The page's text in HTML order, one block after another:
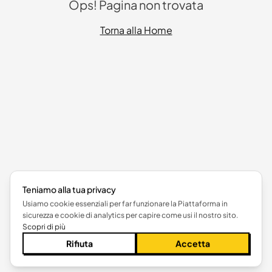
Ops! Pagina non trovata
Torna alla Home
Teniamo alla tua privacy
Usiamo cookie essenziali per far funzionare la Piattaforma in
sicurezza e cookie di analytics per capire come usi il nostro sito.
Scopri di più
Rifiuta Accetta